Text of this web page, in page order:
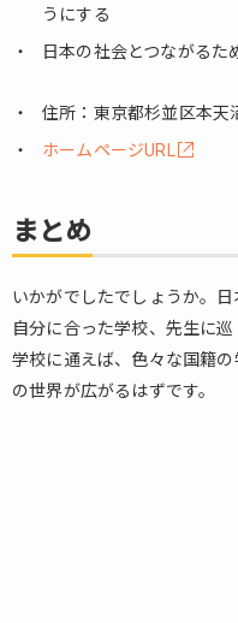
うにする
日本の社会とつながるた
住所：東京都杉並区本天
ホームページURL
まとめ
いかがでしたでしょうか。日
自分に合った学校、先生に
学校に通えば、色々な国籍
の世界が広がるはずです。